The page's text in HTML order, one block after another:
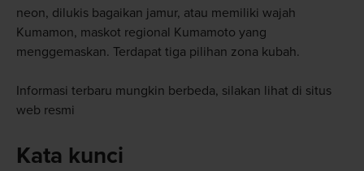
neon, dilukis bagaikan jamur, atau memiliki wajah
Kumamon, maskot regional Kumamoto yang
menggemaskan. Terdapat tiga pilihan zona kubah.
Informasi terbaru mungkin berbeda, silakan lihat di situs
web resmi
Kata kunci